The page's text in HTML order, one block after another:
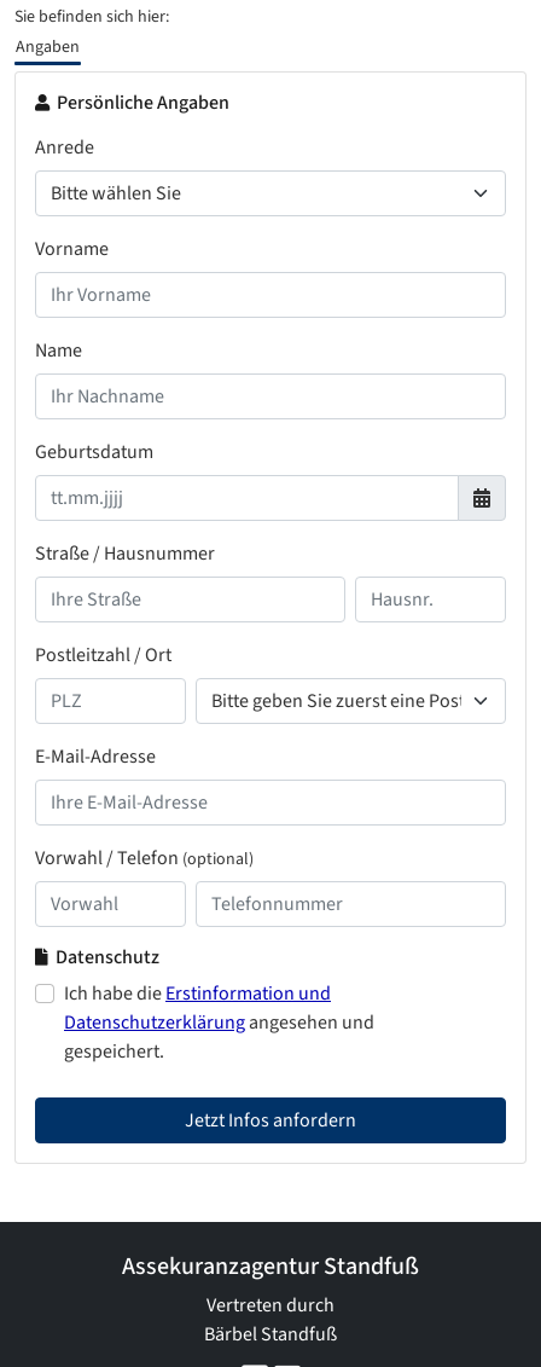
Sie befinden sich hier:
Angaben
Persönliche Angaben
Anrede
Vorname
Name
Geburtsdatum
Straße / Hausnummer
Postleitzahl / Ort
E-Mail-Adresse
Vorwahl / Telefon (optional)
Datenschutz
Ich habe dieErstinformation und
Datenschutzerklärungangesehen und
gespeichert.
Jetzt Infos anfordern
Assekuranzagentur Standfuß
Vertreten durch
Bärbel Standfuß